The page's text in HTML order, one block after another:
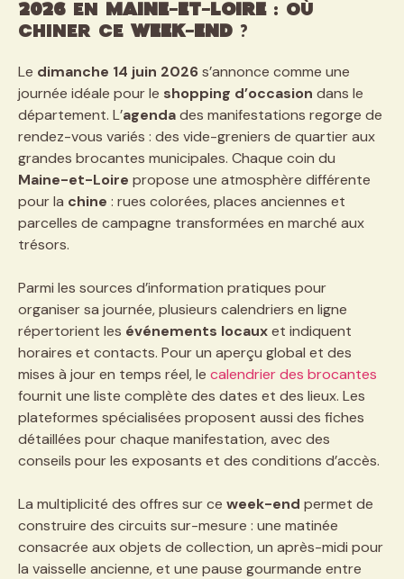
2026 en Maine-et-Loire: où
chiner ce week-end ?
Le dimanche 14 juin 2026s’annonce comme une
journée idéale pour le shopping d’occasion dans le
département. L’agendades manifestations regorge de
rendez-vous variés : des vide-greniers de quartier aux
grandes brocantes municipales. Chaque coin du
Maine-et-Loire propose une atmosphère différente
pour la chine : rues colorées, places anciennes et
parcelles de campagne transformées en marché aux
trésors.
Parmi les sources d’information pratiques pour
organiser sa journée, plusieurs calendriers en ligne
répertorient les événements locauxet indiquent
horaires et contacts. Pour un aperçu global et des
mises à jour en temps réel, le calendrier des brocantes
fournit une liste complète des dates et des lieux. Les
plateformes spécialisées proposent aussi des fiches
détaillées pour chaque manifestation, avec des
conseils pour les exposants et des conditions d’accès.
La multiplicité des offres sur ce week-end permet de
construire des circuits sur-mesure : une matinée
consacrée aux objets de collection, un après-midi pour
la vaisselle ancienne, et une pause gourmande entre